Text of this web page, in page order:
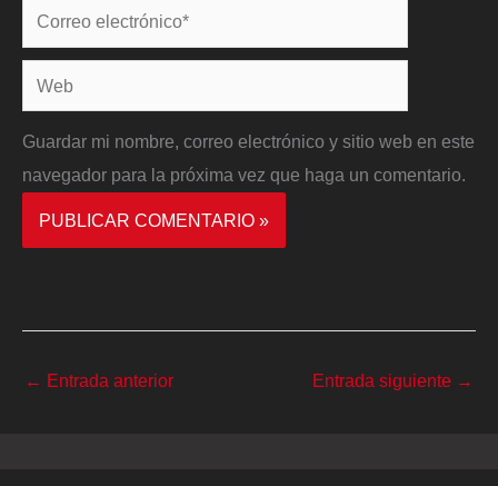
Correo
electrónico*
Web
Guardar mi nombre, correo electrónico y sitio web en este
navegador para la próxima vez que haga un comentario.
← Entrada anterior Entrada siguiente →